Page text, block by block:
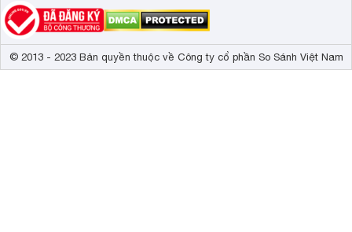
© 2013 - 2023 Bản quyền thuộc về Công ty cổ phần So Sánh Việt Nam